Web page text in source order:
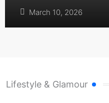
March 10, 2026
Lifestyle & Glamour